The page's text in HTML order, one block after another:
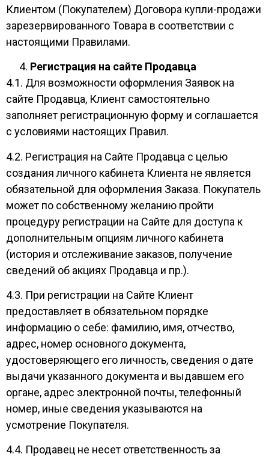
Клиентом (Покупателем) Договора купли-продажи
зарезервированного Товара в соответствии с
настоящими Правилами.
Регистрация на сайте Продавца
4.1. Для возможности оформления Заявок на
сайте Продавца, Клиент самостоятельно
заполняет регистрационную форму и соглашается
с условиями настоящих Правил.
4.2. Регистрация на Сайте Продавца с целью
создания личного кабинета Клиента не является
обязательной для оформления Заказа. Покупатель
может по собственному желанию пройти
процедуру регистрации на Сайте для доступа к
дополнительным опциям личного кабинета
(история и отслеживание заказов, получение
сведений об акциях Продавца и пр.).
4.3. При регистрации на Сайте Клиент
предоставляет в обязательном порядке
информацию о себе: фамилию, имя, отчество,
адрес, номер основного документа,
удостоверяющего его личность, сведения о дате
выдачи указанного документа и выдавшем его
органе, адрес электронной почты, телефонный
номер, иные сведения указываются на
усмотрение Покупателя.
4.4. Продавец не несет ответственность за